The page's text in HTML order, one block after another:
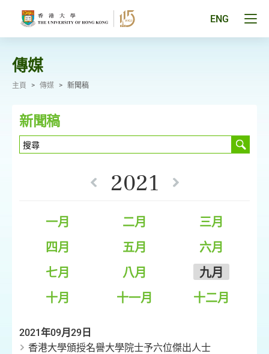
ENG
傳媒
主頁 > 傳媒 > 新聞稿
新聞稿
2021
一月 二月
三月
四月
五月
六月
七月
八月
九月
十月
十一月 十二月
2021年09月29日
香港大學頒授名譽大學院士予六位傑出人士